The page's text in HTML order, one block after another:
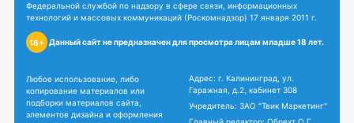
Федеральной службой по надзору в сфере связи, информационных
технологий и массовых коммуникаций (Роскомнадзор) 17 января 2011 г.
18+ Данный сайт не предназначен для просмотра лицам младше 18 лет.
Любое использование, либо
копирование материалов или
подборки материалов сайта,
элементов дизайна и оформления
Адрес: г. Калининград, ул.
Гаражная, д.2, кабинет 308
Учредитель: ЗАО "Твик Маркетинг"